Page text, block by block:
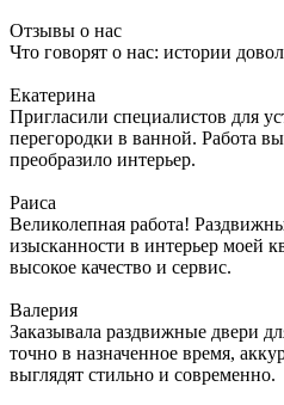
Отзывы о нас
Что говорят о нас: истории
Екатерина
Пригласили специалистов для
перегородки в ванной. Работа
преобразило интерьер.
Раиса
Великолепная работа!
изысканности в интерьер моей
высокое качество и сервис.
Валерия
Заказывала раздвижные двери
точно в назначенное время,
выглядят стильно и современно.